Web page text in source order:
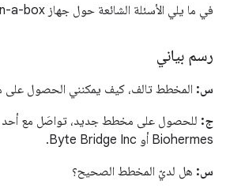
في ما يلي الأسئلة الشائعة حول جهاز Gen2 camera ITS-in-a-box.
رسم بياني
س: المخطط تالف، كيف يمكنني الحصول
ج: للحصول على مخطط جديد، تواصَل مع أحد
Biohermes أو Byte Bridge Inc.
س: هل لديّ المخطط الصحيح؟